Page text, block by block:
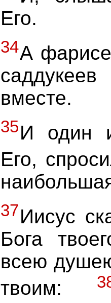
Его.
34А
вместе.
35И один
Его,
37Иисус
Бога
всею
твоим: